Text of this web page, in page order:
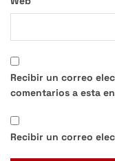
Recibir un correo
comentarios a esta
Recibir un correo